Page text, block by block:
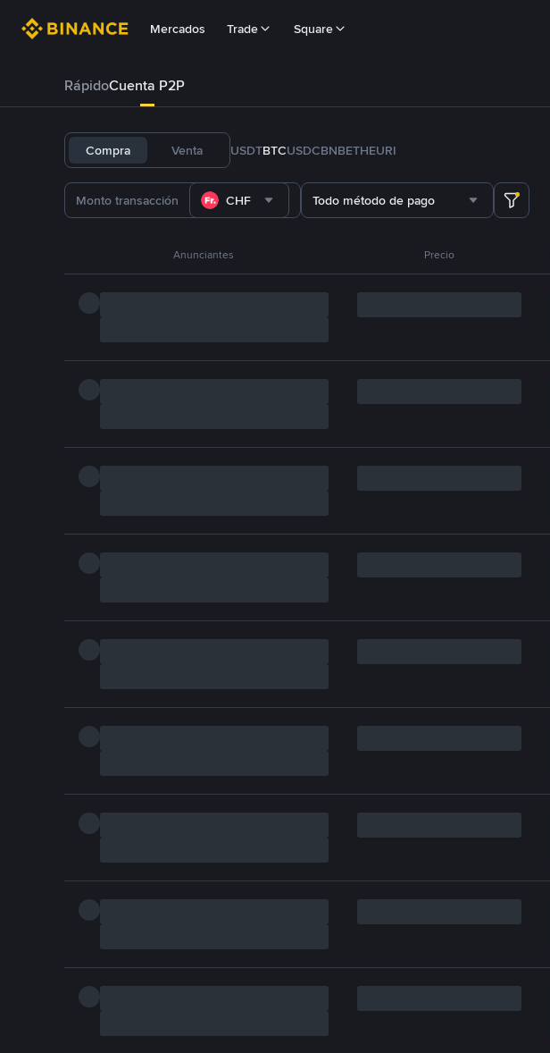
Mercados Trade Square
RápidoCuenta P2P
Compra Venta USDTBTCUSDCBNBETHEURI
CHF Todo método de pago
Anunciantes Precio